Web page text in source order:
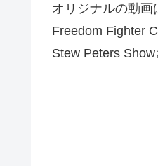
オリジナルの動画
Freedom Fighter
Stew Peters Show